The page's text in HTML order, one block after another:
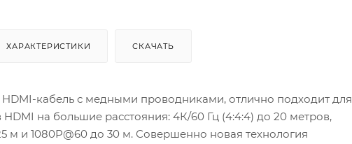
ХАРАКТЕРИСТИКИ СКАЧАТЬ
HDMI-кабель с медными проводниками, отлично подходит для
HDMI на большие расстояния: 4К/60 Гц (4:4:4) до 20 метров,
м и 1080P@60 до 30 м. Совершенно новая технология